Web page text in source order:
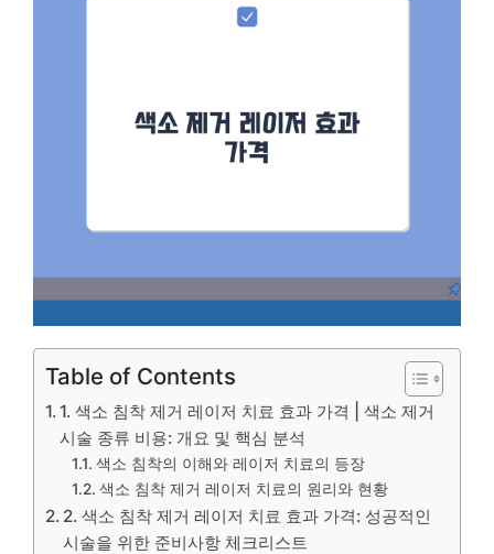
Table of Contents
1. 색소 침착 제거 레이저 치료 효과 가격 | 색소 제거
시술 종류 비용: 개요 및 핵심 분석
색소 침착의 이해와 레이저 치료의 등장
색소 침착 제거 레이저 치료의 원리와 현황
2. 색소 침착 제거 레이저 치료 효과 가격: 성공적인
시술을 위한 준비사항 체크리스트